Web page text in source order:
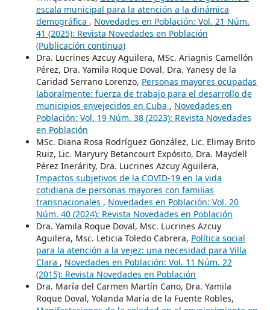
escala municipal para la atención a la dinámica
demográfica , Novedades en Población: Vol. 21 Núm.
41 (2025): Revista Novedades en Población
(Publicación continua)
Dra. Lucrines Azcuy Aguilera, MSc. Ariagnis Camellón
Pérez, Dra. Yamila Roque Doval, Dra. Yanesy de la
Caridad Serrano Lorenzo, Personas mayores ocupadas
laboralmente: fuerza de trabajo para el desarrollo de
municipios envejecidos en Cuba , Novedades en
Población: Vol. 19 Núm. 38 (2023): Revista Novedades
en Población
MSc. Diana Rosa Rodríguez González, Lic. Elimay Brito
Ruiz, Lic. Maryury Betancourt Expósito, Dra. Maydell
Pérez Inerárity, Dra. Lucrines Azcuy Aguilera,
Impactos subjetivos de la COVID-19 en la vida
cotidiana de personas mayores con familias
transnacionales , Novedades en Población: Vol. 20
Núm. 40 (2024): Revista Novedades en Población
Dra. Yamila Roque Doval, Msc. Lucrines Azcuy
Aguilera, Msc. Leticia Toledo Cabrera, Política social
para la atención a la vejez: una necesidad para Villa
Clara , Novedades en Población: Vol. 11 Núm. 22
(2015): Revista Novedades en Población
Dra. María del Carmen Martín Cano, Dra. Yamila
Roque Doval, Yolanda María de la Fuente Robles,